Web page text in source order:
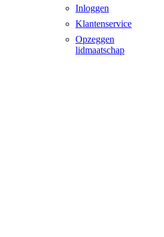
Inloggen
Klantenservice
Opzeggen
lidmaatschap